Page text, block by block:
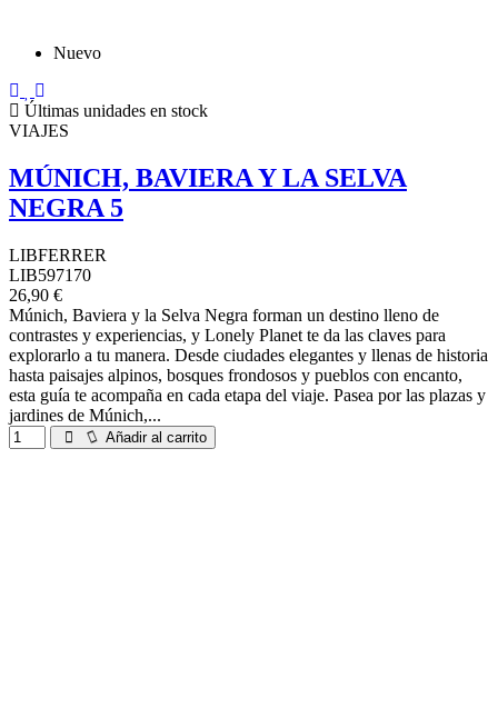
Nuevo
Últimas unidades en stock
VIAJES
MÚNICH, BAVIERA Y LA SELVA
NEGRA 5
LIBFERRER
LIB597170
26,90 €
Múnich, Baviera y la Selva Negra forman un destino lleno de
contrastes y experiencias, y Lonely Planet te da las claves para
explorarlo a tu manera. Desde ciudades elegantes y llenas de historia
hasta paisajes alpinos, bosques frondosos y pueblos con encanto,
esta guía te acompaña en cada etapa del viaje. Pasea por las plazas y
jardines de Múnich,...
Añadir al carrito